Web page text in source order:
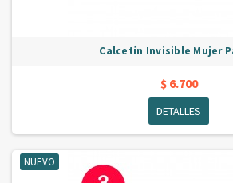
Calcetín Invisible Mujer
$ 6.700
DETALLES
NUEVO